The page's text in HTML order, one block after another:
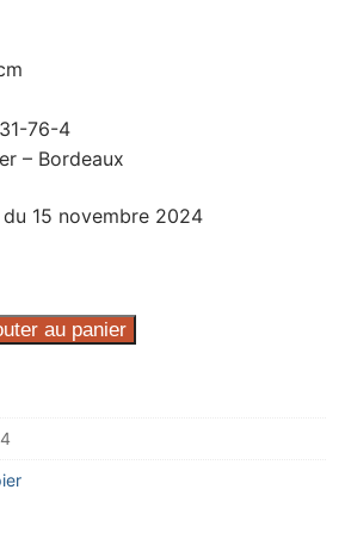
76-4
– Bordeaux
15 novembre 2024
au panier